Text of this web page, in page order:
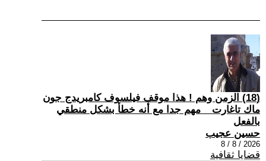
(18) الزمن وهم ! هذا موقف فيلسوف كامبريدج جون
ماك تاغارت _ مهم جدا مع أنه خطأ بشكل منطقي
بالفعل
حسين عجيب
2026 / 8 / 8
قضايا ثقافية